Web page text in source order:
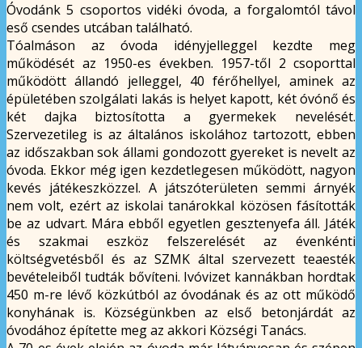
Óvodánk 5 csoportos vidéki óvoda, a forgalomtól távol
eső csendes utcában található.
Tóalmáson az óvoda idényjelleggel kezdte meg
működését az 1950-es években. 1957-től 2 csoporttal
működött állandó jelleggel, 40 férőhellyel, aminek az
épületében szolgálati lakás is helyet kapott, két óvónő és
két dajka biztosította a gyermekek nevelését.
Szervezetileg is az általános iskolához tartozott, ebben
az időszakban sok állami gondozott gyereket is nevelt az
óvoda. Ekkor még igen kezdetlegesen működött, nagyon
kevés játékeszközzel. A játszóterületen semmi árnyék
nem volt, ezért az iskolai tanárokkal közösen fásították
be az udvart. Mára ebből egyetlen gesztenyefa áll. Játék
és szakmai eszköz felszerelését az évenkénti
költségvetésből és az SZMK által szervezett teaesték
bevételeiből tudták bővíteni. Ivóvizet kannákban hordtak
450 m-re lévő közkútból az óvodának és az ott működő
konyhának is. Községünkben az első betonjárdát az
óvodához építette meg az akkori Községi Tanács.